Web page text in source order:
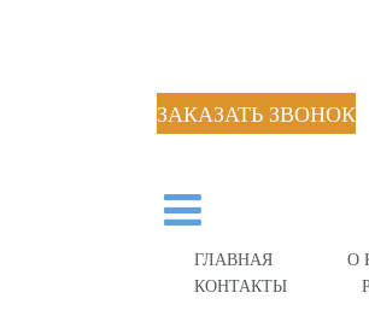
ЗАКАЗАТЬ ЗВОНОК
ГЛАВНАЯ О
КОНТАКТЫ